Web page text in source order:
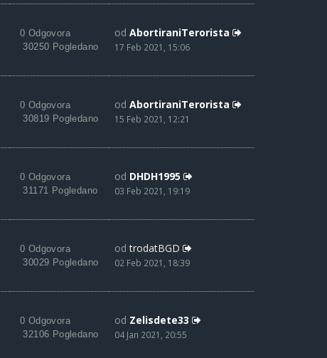
0 Odgovora
30250 Pogledano
od AbortiraniTerorista
17 Feb 2021, 15:06
0 Odgovora
30819 Pogledano
od AbortiraniTerorista
15 Feb 2021, 12:21
0 Odgovora
31171 Pogledano
od DHDH1995
03 Feb 2021, 19:19
0 Odgovora
30029 Pogledano
odtrodatBGD
02 Feb 2021, 18:39
0 Odgovora
32106 Pogledano
od Zelisdete33
04 Jan 2021, 20:55